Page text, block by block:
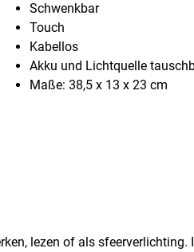
Schwenkbar
Touch
Kabellos
Akku und Lichtquelle
Maße: 38,5 x 13 x 23 cm
lezen of als